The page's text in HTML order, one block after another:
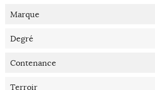
Marque
Degré
Contenance
Terroir